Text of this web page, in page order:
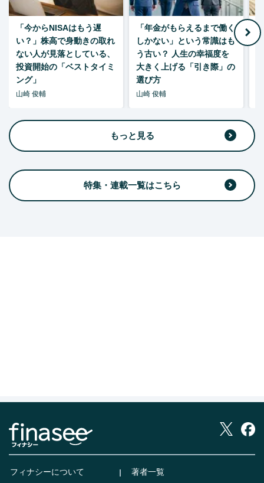
「今からNISAはもう遅
い？」株高で身動きの取れ
ない人が見落としている、
投資開始の「ベストタイミ
ング」
山崎 俊輔
「年金がもらえるまで働く
しかない」という常識はも
う古い？ 人生の幸福度を
大きく上げる「引き際」の
選び方
山崎 俊輔
もっと見る
特集・連載一覧はこちら
フィナシーについて 著者一覧